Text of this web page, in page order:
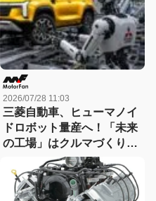
2026/07/28 11:03
三菱自動車、ヒューマノイ
ドロボット量産へ！「未来
の工場」はクルマづくりを
どう変えるのか